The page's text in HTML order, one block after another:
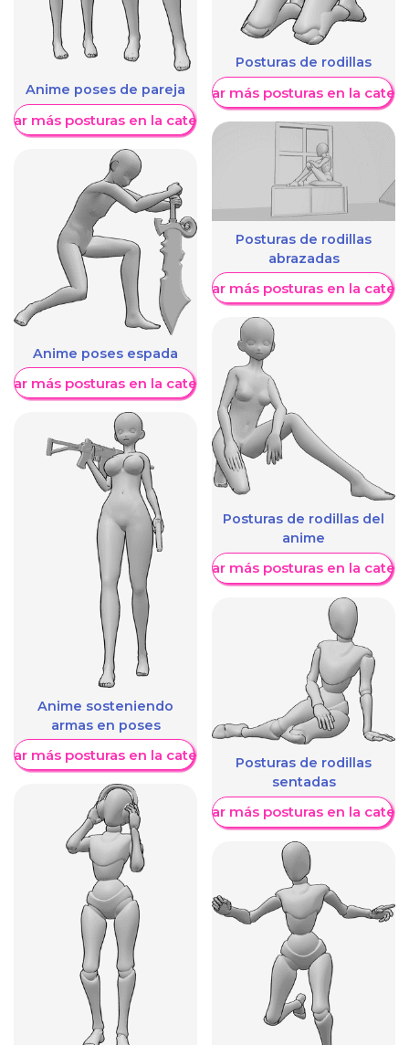
Anime poses de pareja
más posturas en la categoría
Anime poses espada
más posturas en la categoría
Anime sosteniendo
armas en poses
más posturas en la categoría
Posturas de rodillas
Mostrar más posturas en la
Posturas de rodillas
abrazadas
Mostrar más posturas en la
Posturas de rodillas del
anime
Mostrar más posturas en la
Posturas de rodillas
sentadas
Mostrar más posturas en la